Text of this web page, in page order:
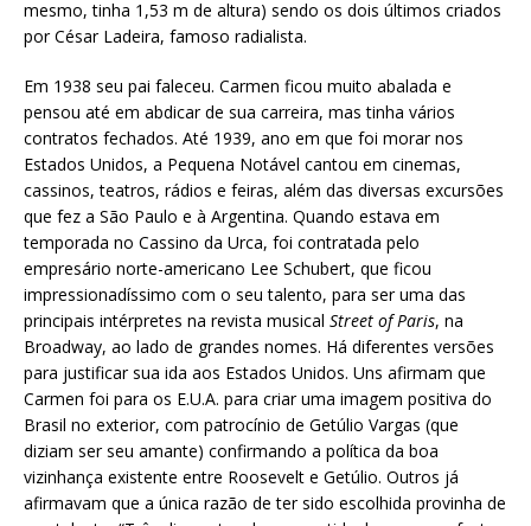
mesmo, tinha 1,53 m de altura) sendo os dois últimos criados
por César Ladeira, famoso radialista.
Em 1938 seu pai faleceu. Carmen ficou muito abalada e
pensou até em abdicar de sua carreira, mas tinha vários
contratos fechados. Até 1939, ano em que foi morar nos
Estados Unidos, a Pequena Notável cantou em cinemas,
cassinos, teatros, rádios e feiras, além das diversas excursões
que fez a São Paulo e à Argentina. Quando estava em
temporada no Cassino da Urca, foi contratada pelo
empresário norte-americano Lee Schubert, que ficou
impressionadíssimo com o seu talento, para ser uma das
principais intérpretes na revista musical Street of Paris, na
Broadway, ao lado de grandes nomes. Há diferentes versões
para justificar sua ida aos Estados Unidos. Uns afirmam que
Carmen foi para os E.U.A. para criar uma imagem positiva do
Brasil no exterior, com patrocínio de Getúlio Vargas (que
diziam ser seu amante) confirmando a política da boa
vizinhança existente entre Roosevelt e Getúlio. Outros já
afirmavam que a única razão de ter sido escolhida provinha de